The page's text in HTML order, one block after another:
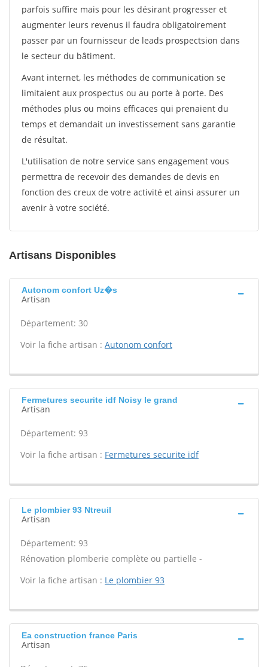
parfois suffire mais pour les désirant progresser et
augmenter leurs revenus il faudra obligatoirement
passer par un fournisseur de leads prospectsion dans
le secteur du bâtiment.
Avant internet, les méthodes de communication se
limitaient aux prospectus ou au porte à porte. Des
méthodes plus ou moins efficaces qui prenaient du
temps et demandait un investissement sans garantie
de résultat.
L'utilisation de notre service sans engagement vous
permettra de recevoir des demandes de devis en
fonction des creux de votre activité et ainsi assurer un
avenir à votre société.
Artisans Disponibles
Autonom confort Uz�s
Artisan
Département: 30
Voir la fiche artisan : Autonom confort
Fermetures securite idf Noisy le grand
Artisan
Département: 93
Voir la fiche artisan : Fermetures securite idf
Le plombier 93 Ntreuil
Artisan
Département: 93
Rénovation plomberie complète ou partielle -
Voir la fiche artisan : Le plombier 93
Ea construction france Paris
Artisan